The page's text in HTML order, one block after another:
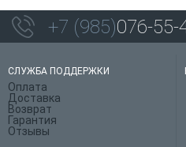
+7 (985)076-55-
СЛУЖБА ПОДДЕРЖКИ
Оплата
Доставка
Возврат
Гарантия
Отзывы